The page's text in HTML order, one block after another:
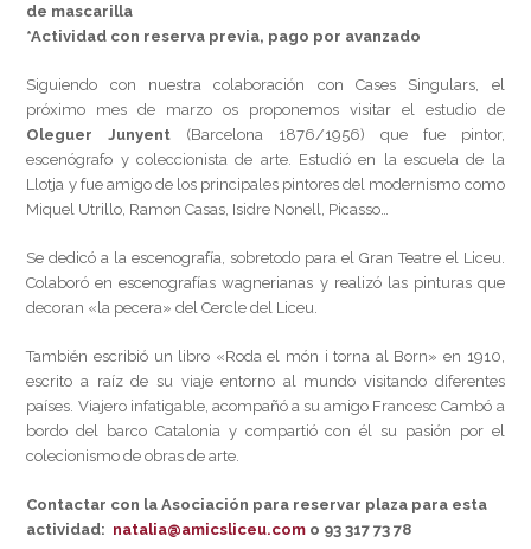
de mascarilla
*Actividad con reserva previa, pago por avanzado
Siguiendo con nuestra colaboración con Cases Singulars, el
próximo mes de marzo os proponemos visitar el estudio de
Oleguer Junyent (Barcelona 1876/1956) que fue pintor,
escenógrafo y coleccionista de arte. Estudió en la escuela de la
Llotja y fue amigo de los principales pintores del modernismo como
Miquel Utrillo, Ramon Casas, Isidre Nonell, Picasso…
Se dedicó a la escenografía, sobretodo para el Gran Teatre el Liceu.
Colaboró en escenografías wagnerianas y realizó las pinturas que
decoran «la pecera» del Cercle del Liceu.
También escribió un libro «Roda el món i torna al Born» en 1910,
escrito a raíz de su viaje entorno al mundo visitando diferentes
países. Viajero infatigable, acompañó a su amigo Francesc Cambó a
bordo del barco Catalonia y compartió con él su pasión por el
colecionismo de obras de arte.
Contactar con la Asociación para reservar plaza para esta
actividad: natalia@amicsliceu.com o 93 317 73 78